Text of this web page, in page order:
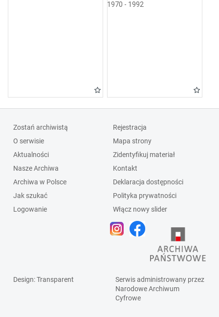
1970 - 1992
Zostań archiwistą
O serwisie
Aktualności
Nasze Archiwa
Archiwa w Polsce
Jak szukać
Logowanie
Rejestracja
Mapa strony
Zidentyfikuj materiał
Kontakt
Deklaracja dostępności
Polityka prywatności
Włącz nowy slider
Design: Transparent
Serwis administrowany przez
Narodowe Archiwum
Cyfrowe